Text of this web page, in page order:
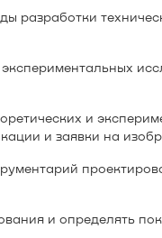
разработки
и
и заявки на
и определять